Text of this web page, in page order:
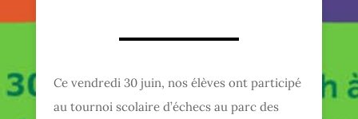
Ce vendredi 30 juin, nos élèves ont participé
au tournoi scolaire d’échecs au parc des